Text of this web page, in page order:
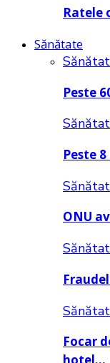
Ratele
Sănătate
Peste
Peste
ONU
Focar